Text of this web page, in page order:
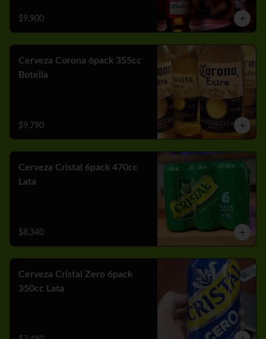
$9.900
Cerveza Corona 6pack 355cc
Botella
$9.790
Cerveza Cristal 6pack 470cc
Lata
$8.340
Cerveza Cristal Zero 6pack
350cc Lata